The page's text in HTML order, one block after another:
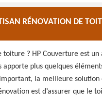
RÉNOVATION DE
? HP Couverture est
plus quelques
la meilleure solution
est d’assurer que le